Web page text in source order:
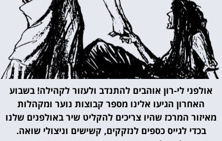
אולפני לי-רון אוהבים להתנדב ולעזור לקהילה! בשבוע
האחרון הגיעו אלינו מספר קבוצות נוער ומקהלות
מאיזור המרכז שהיו צריכים להקליט שיר באולפנים שלנו
בכדי לגייס כספים לנזקקים, קשישים וניצולי שואה.